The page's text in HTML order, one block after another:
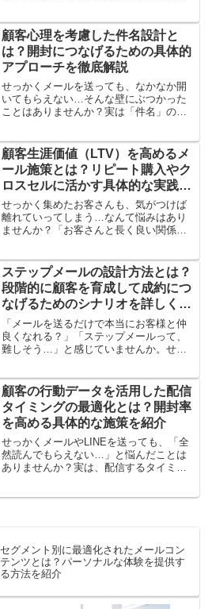
気に返信率や購入率が上がることも珍し
くありません。とはいえ、ど...
顧客心理を考慮した件名設計と
は？開封につなげるための具体的
アプローチを徹底解説
せっかくメールを送っても、なかなか開
いてもらえない…そんな壁にぶつかった
ことはありませんか？実は「件名」の作
ん。なぜ件名が大切なのか、どんな言葉
が心を動かすのか。その答...
顧客生涯価値（LTV）を高めるメ
ール施策とは？リピート購入やク
ロスセルに活かす具体的な実践例
を解説
せっかく集めたお客さんも、気がつけば
離れていってしまう…なんて悩みはあり
ませんか？「お客さんと長く良い関係を
つは、ちょっとしたコツや工夫で、メー
ルは「一度きりのお客さん...
ステップメールの設計方法とは？
段階的に顧客を育成して成約につ
なげるためのシナリオを詳しく紹
介
「メールを送るだけで本当にお客様と仲
良くなれる？」「ステップメールって、
難しそう…」と感じていませんか。せっ
にもつながりにくいものです。しかし、
ステップメールをうまく活...
顧客の行動データを活用した配信
タイミングの最適化とは？開封率
を高める具体的な施策を紹介
せっかくメールやLINEを送っても、「全
然読んでもらえない…」と悩んだことは
ありませんか？実は、配信するタイミン
セグメント別に最適化されたメールコン
テンツとは？パーソナルな体験を提供す
る方法を紹介